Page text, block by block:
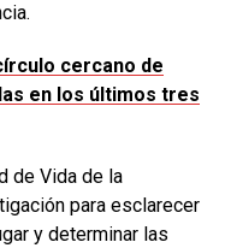
cercano de
en los últimos tres
de Vida de la
para esclarecer
y determinar las